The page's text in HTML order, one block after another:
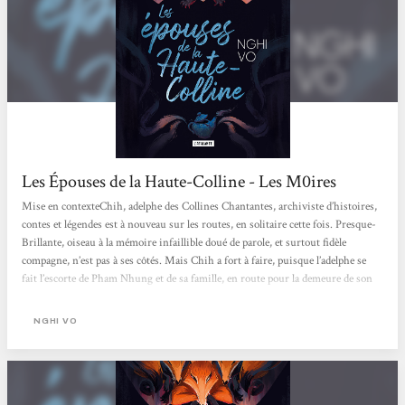
Les Épouses de la Haute-Colline - Les M0ires
Mise en contexteChih, adelphe des Collines Chantantes, archiviste d’histoires,
contes et légendes est à nouveau sur les routes, en solitaire cette fois. Presque-
Brillante, oiseau à la mémoire infaillible doué de parole, et surtout fidèle
compagne, n’est pas à ses côtés. Mais Chih a fort à faire, puisque l’adelphe se
fait l’escorte de Pham Nhung et de sa famille, en route pour la demeure de son
être le témoin neutre de cette future union, il est impossible de ne pas s’attacher
NGHI VO